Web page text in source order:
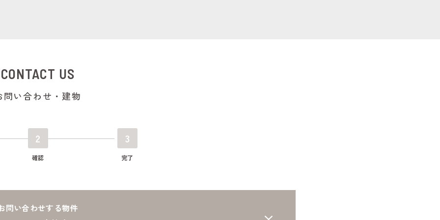
CONTACT US
問い合わせ・建物
2
確認
3
完了
問い合わせする物件